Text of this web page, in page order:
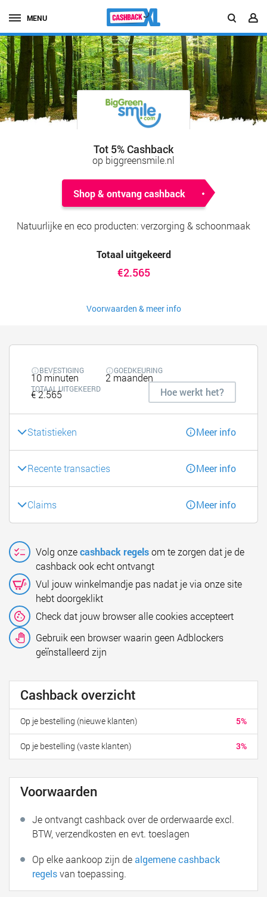
MENU
Tot 5% Cashback
op biggreensmile.nl
Shop & ontvang cashback
Natuurlijke en eco producten: verzorging & schoonmaak
Totaal uitgekeerd
€2.565
Voorwaarden & meer info
BEVESTIGING
10 minuten
GOEDKEURING
2 maanden
TOTAAL UITGEKEERD
€ 2.565 Hoe werkt het?
Statistieken Meer info
Recente transacties Meer info
Claims Meer info
Volg onzecashback regelsom te zorgen dat je de
cashback ook echt ontvangt
Vul jouw winkelmandje pas nadat je via onze site
hebt doorgeklikt
Check dat jouw browser alle cookies accepteert
Gebruik een browser waarin geen Adblockers
geïnstalleerd zijn
Cashback overzicht
5%
Op je bestelling (nieuwe klanten)
3%
Op je bestelling (vaste klanten)
Voorwaarden
Je ontvangt cashback over de orderwaarde excl.
BTW, verzendkosten en evt. toeslagen
Op elke aankoop zijn dealgemene cashback
regelsvan toepassing.